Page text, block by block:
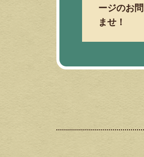
ージのお
ませ！